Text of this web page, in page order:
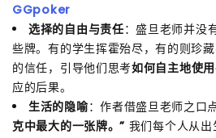
GGpoker
选择的自由与责任：盛旦老师并没
些牌。有的学生挥霍殆尽，有的则珍
的信任，引导他们思考如何自主地使
应的后果。
生活的隐喻：作者借盛旦老师之口
克中最大的一张牌。” 我们每个人从